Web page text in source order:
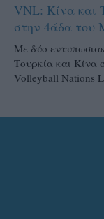
VNL: Κίνα και
στην 4άδα του
Με δύο
Τουρκία και Κίνα
Volleyball Nations